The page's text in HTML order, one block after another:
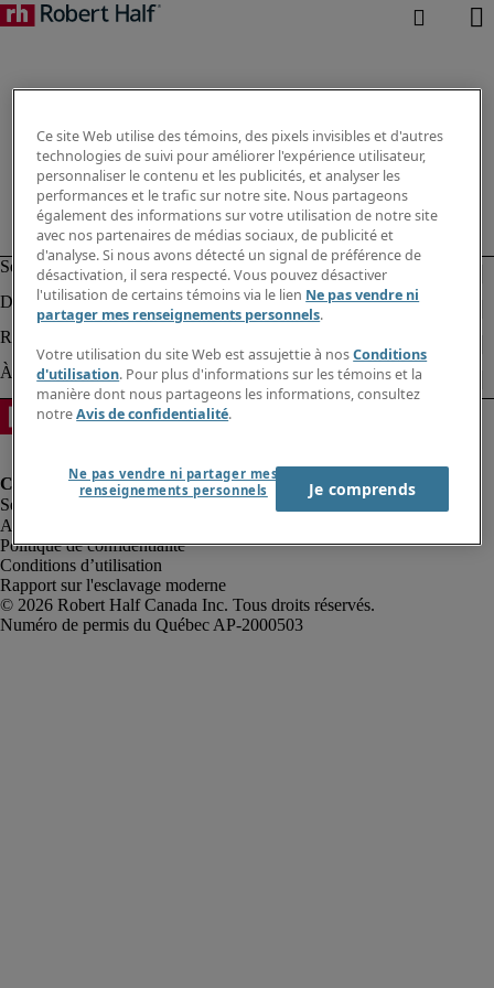
Alerte à la fraude
Politique de confidentialité
Conditions d’utilisation
Rapport sur l'esclavage moderne
Robert Half Canada Inc. Tous droits réservés.
Ce site Web utilise des témoins, des pixels invisibles et d'autres
technologies de suivi pour améliorer l'expérience utilisateur,
personnaliser le contenu et les publicités, et analyser les
performances et le trafic sur notre site. Nous partageons
également des informations sur votre utilisation de notre site
avec nos partenaires de médias sociaux, de publicité et
d'analyse. Si nous avons détecté un signal de préférence de
désactivation, il sera respecté. Vous pouvez désactiver
l'utilisation de certains témoins via le lien Ne pas vendre ni
partager mes renseignements personnels.
Votre utilisation du site Web est assujettie à nosConditions
d'utilisation. Pour plus d'informations sur les témoins et la
manière dont nous partageons les informations, consultez
notreAvis de confidentialité.
Ne pas vendre ni partager mes
renseignements personnels
Je comprends